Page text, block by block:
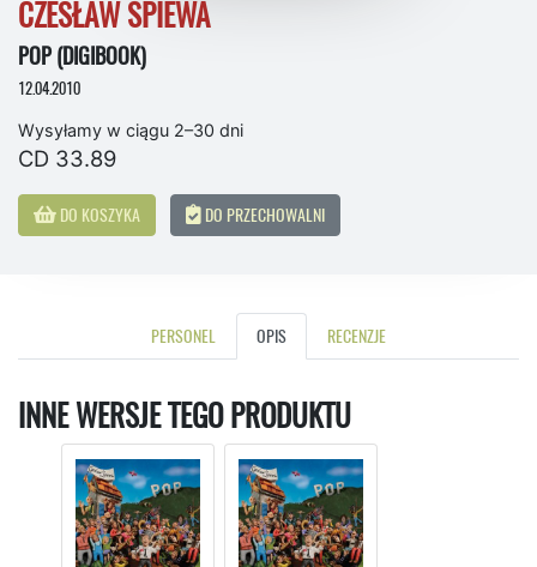
CZESŁAW ŚPIEWA
POP (DIGIBOOK)
12.04.2010
Wysyłamy w ciągu 2–30 dni
CD 33.89
DO KOSZYKA DO PRZECHOWALNI
PERSONEL OPIS RECENZJE
INNE WERSJE TEGO PRODUKTU